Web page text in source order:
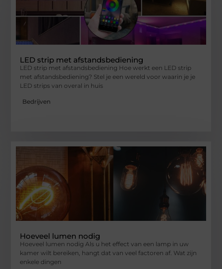
LED strip met afstandsbediening
LED strip met afstandsbediening Hoe werkt een LED strip
met afstandsbediening? Stel je een wereld voor waarin je je
LED strips van overal in huis
Bedrijven
Hoeveel lumen nodig
Hoeveel lumen nodig Als u het effect van een lamp in uw
kamer wilt bereiken, hangt dat van veel factoren af. Wat zijn
enkele dingen